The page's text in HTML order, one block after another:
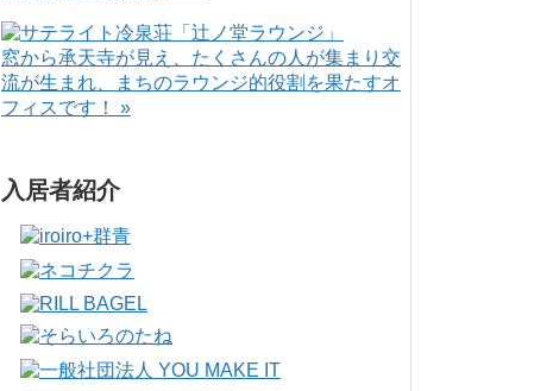
窓から承天寺が見え、たくさんの人が集まり交
流が生まれ、まちのラウンジ的役割を果たすオ
フィスです！ »
入居者紹介